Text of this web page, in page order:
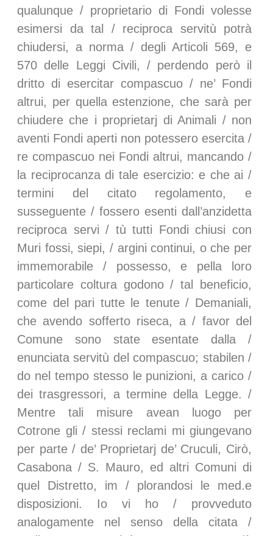
qualunque / proprietario di Fondi volesse
esimersi da tal / reciproca servitù potrà
chiudersi, a norma / degli Articoli 569, e
570 delle Leggi Civili, / perdendo però il
dritto di esercitar compascuo / ne’ Fondi
altrui, per quella estenzione, che sarà per
chiudere che i proprietarj di Animali / non
aventi Fondi aperti non potessero esercita /
re compascuo nei Fondi altrui, mancando /
la reciprocanza di tale esercizio: e che ai /
termini del citato regolamento, e
susseguente / fossero esenti dall’anzidetta
reciproca servi / tù tutti Fondi chiusi con
Muri fossi, siepi, / argini continui, o che per
immemorabile / possesso, e pella loro
particolare coltura godono / tal beneficio,
come del pari tutte le tenute / Demaniali,
che avendo sofferto riseca, a / favor del
Comune sono state esentate dalla /
enunciata servitù del compascuo; stabilen /
do nel tempo stesso le punizioni, a carico /
dei trasgressori, a termine della Legge. /
Mentre tali misure avean luogo per
Cotrone gli / stessi reclami mi giungevano
per parte / de’ Proprietarj de’ Cruculi, Cirò,
Casabona / S. Mauro, ed altri Comuni di
quel Distretto, im / plorandosi le med.e
disposizioni. Io vi ho / provveduto
analogamente nel senso della citata /